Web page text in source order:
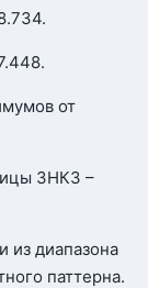
от
ЗНКЗ –
из диапазона
паттерна.